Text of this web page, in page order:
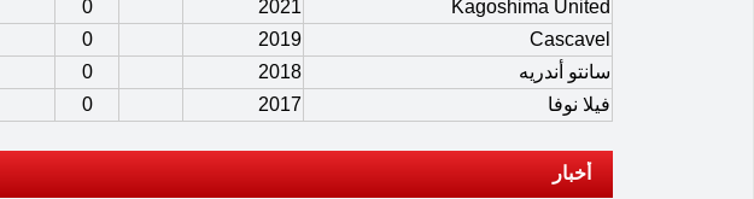
Kagoshima United
2021
0
Cascavel
2019
0
سانتو أندريه
2018
0
فيلا نوفا
2017
0
أخبار